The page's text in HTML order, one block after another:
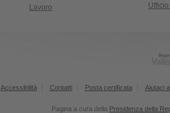
Lavoro
Accessibilità Contatti Posta certificata Aiutaci
Pagina a cura della Presidenza della